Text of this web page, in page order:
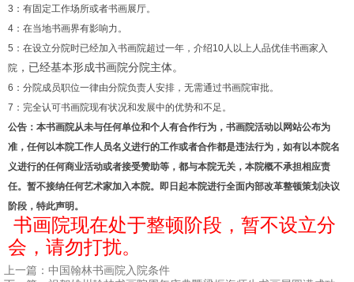
3：有固定工作场所或者书画展厅。
4：在当地书画界有影响力。
5：在设立分院时已经加入书画院超过一年，介绍10人以上人品优佳书画家入
院 ，已经基本形成书画院分院主体。
6：分院成员职位一律由分院负责人安排，无需通过书画院审批。
7： 完全认可书画院现有状况和发展中的优势和不足。
公告：本书画院从未与任何单位和个人有合作行为，书画院活动以网站公布为
准，任何以本院工作人员名义进行的工作或者合作都是违法行为，如有以本院名
义进行的任何商业活动或者接受赞助等，都与本院无关，本院概不承担相应责
任。暂不接纳任何艺术家加入本院。即日起本院进行全面内部改革整顿策划决议
阶段，特此声明。
书画院现在处于整顿阶段， 暂不设立分
会，请勿打扰。
上一篇： 中国翰林书画院入院条件